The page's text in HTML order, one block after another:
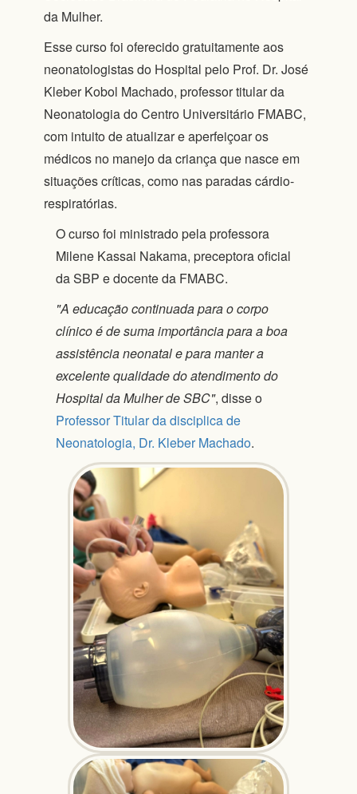
da Mulher.
Esse curso foi oferecido gratuitamente aos
neonatologistas do Hospital pelo Prof. Dr. José
Kleber Kobol Machado, professor titular da
Neonatologia do Centro Universitário FMABC,
com intuito de atualizar e aperfeiçoar os
médicos no manejo da criança que nasce em
situações críticas, como nas paradas cárdio-
respiratórias.
O curso foi ministrado pela professora
Milene Kassai Nakama, preceptora oficial
da SBP e docente da FMABC.
A educação continuada para o corpo
clínico é de suma importância para a boa
assistência neonatal e para manter a
excelente qualidade do atendimento do
Hospital da Mulher de SBC , disse o
Professor Titular da disciplica de
Neonatologia, Dr. Kleber Machado.